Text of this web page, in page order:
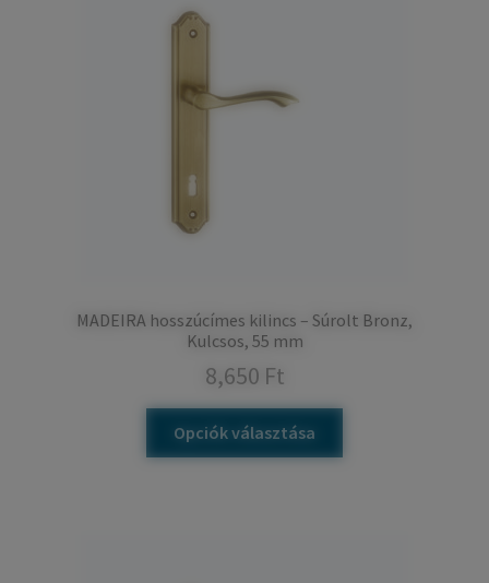
MADEIRA hosszúcímes kilincs – Súrolt Bronz,
Kulcsos, 55 mm
8,650 Ft
Opciók választása